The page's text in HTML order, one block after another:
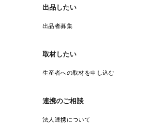
出品したい
出品者募集
取材したい
生産者への取材を申し込む
連携のご相談
法人連携について